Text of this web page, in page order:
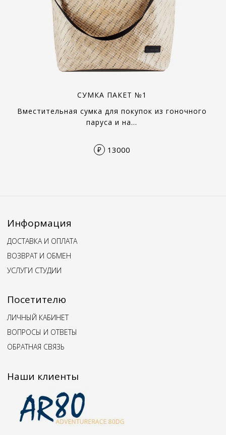
СУМКА ПАКЕТ №1
Вместительная сумка для покупок из гоночного
паруса и на…
₽ 13000
Информация
ДОСТАВКА И ОПЛАТА
ВОЗВРАТ И ОБМЕН
УСЛУГИ СТУДИИ
Посетителю
ЛИЧНЫЙ КАБИНЕТ
ВОПРОСЫ И ОТВЕТЫ
ОБРАТНАЯ СВЯЗЬ
Наши клиенты